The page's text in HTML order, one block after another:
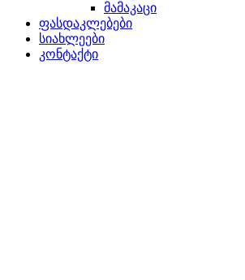
მამაკაცი
ფასდაკლებები
სიახლეები
კონტაქტი